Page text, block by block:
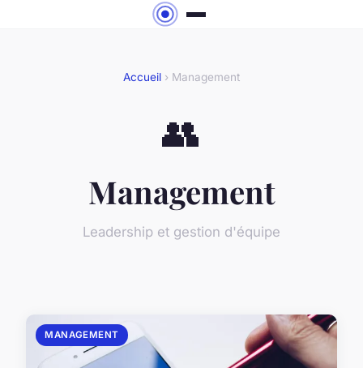
Accueil › Management
👥
Management
Leadership et gestion d'équipe
MANAGEMENT